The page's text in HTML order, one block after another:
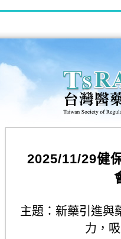
2025/11/29健
主題：新藥引進與
力，